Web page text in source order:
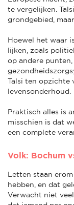
te vergelijken.
grondgebied,
Hoewel het waar
lijken, zoals
op andere
Talsi ten opzichte
levensonderhoud.
Praktisch alles is
misschien is dat
een complete
Volk: Bochum
Letten staan
hebben, en dat
Verwacht niet